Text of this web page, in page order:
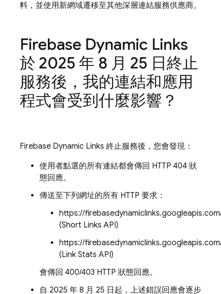
料，並使用新網域遷移至其他深層連結服務供應商。
Firebase Dynamic Links
於 2025 年 8 月 25 日終止
服務後，我的連結和應用
程式會受到什麼影響？
Firebase Dynamic Links 終止服務後，您會發現：
使用者點選的所有連結都會傳回 HTTP 404 狀
態回應。
傳送至下列網址的所有 HTTP 要求：
https://
(Short Links API)
https://
(Link Stats API)
會傳回 400/403 HTTP 狀態回應。
自 2025 年 8 月 25 日起，上述錯誤回應會逐步